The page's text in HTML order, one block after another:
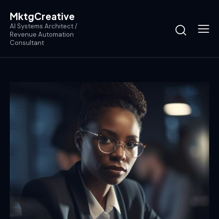
MktgCreative
AI Systems Architect /
Revenue Automation
Consultant